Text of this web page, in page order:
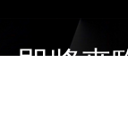
即將來